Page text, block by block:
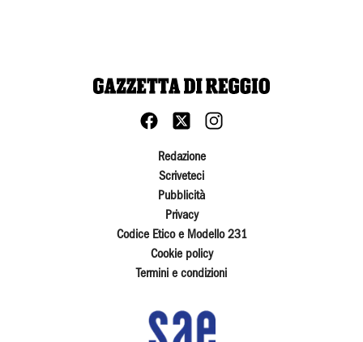
Redazione
Scriveteci
Pubblicità
Privacy
Codice Etico e Modello 231
Cookie policy
Termini e condizioni